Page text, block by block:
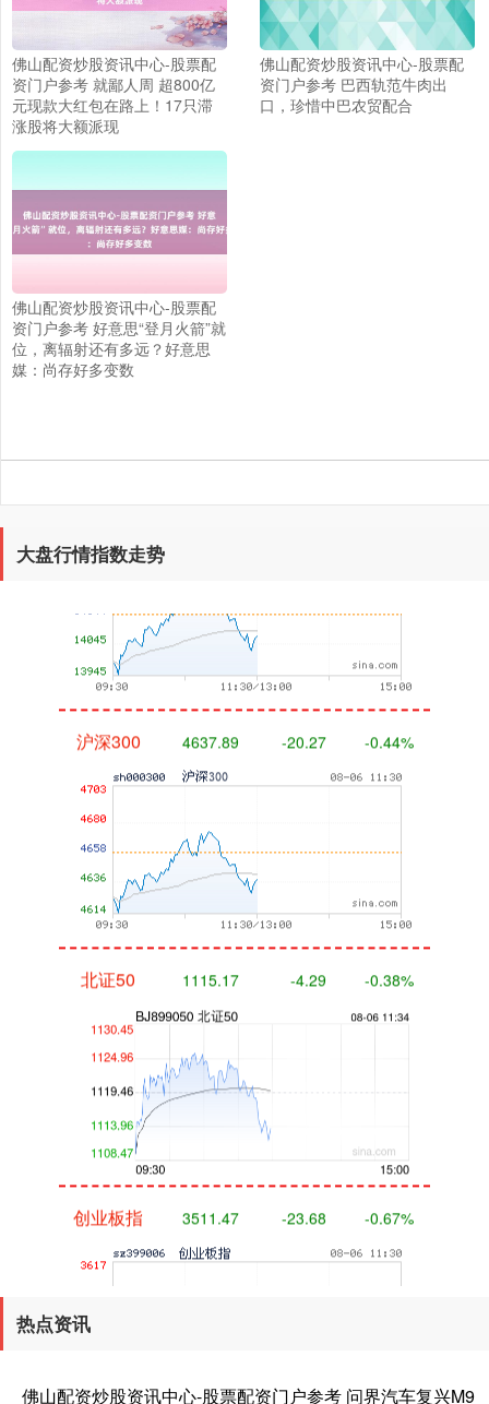
佛山配资炒股资讯中心-股票配
资门户参考 就鄙人周 超800亿
元现款大红包在路上！17只滞
涨股将大额派现
佛山配资炒股资讯中心-股票配
资门户参考 巴西轨范牛肉出
口，珍惜中巴农贸配合
佛山配资炒股资讯中心-股票配
资门户参考 好意思“登月火箭”就
位，离辐射还有多远？好意思
媒：尚存好多变数
大盘行情指数走势
上证综指 3878.92
沪深300 4637.89 -20.27 -0.44%
北证50 1115.17 -4.29 -0.38%
创业板指 3511.47 -23.68 -0.67%
热点资讯
佛山配资炒股资讯中心-股票配资门户参考 问界汽车复兴M9